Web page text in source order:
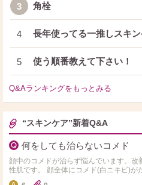
3 角栓
4 長年使ってる一推しスキン
5 使う順番教えて下さい！
Q&Aランキングをもっとみる
“スキンケア”新着Q&A
何をしても治らないコメド
顔中のコメドが治らず悩んでいます。改善方法は
性肌です。 顔全体にコメド(白ニキビ)が
ん。 現在はタグのスキンケアを使用して